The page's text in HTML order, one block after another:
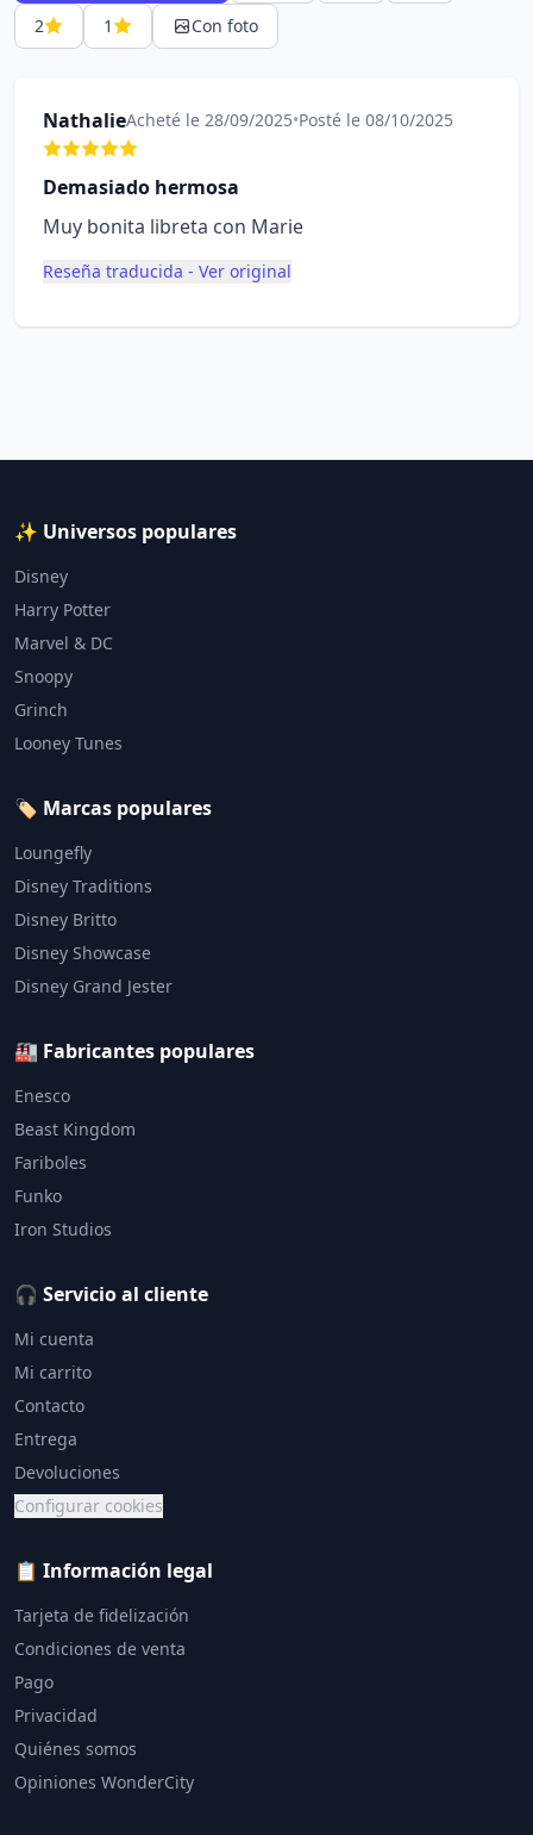
2
1 Con foto
NathalieAcheté le 28/09/2025•Posté le 08/10/2025
Demasiado hermosa
Muy bonita libreta con Marie
Reseña traducida - Ver original
✨ Universos populares
Disney
Harry Potter
Marvel & DC
Snoopy
Grinch
Looney Tunes
🏷️ Marcas populares
Loungefly
Disney Traditions
Disney Britto
Disney Showcase
Disney Grand Jester
🏭 Fabricantes populares
Enesco
Beast Kingdom
Fariboles
Funko
Iron Studios
🎧 Servicio al cliente
Mi cuenta
Mi carrito
Contacto
Entrega
Devoluciones
Configurar cookies
📋 Información legal
Tarjeta de fidelización
Condiciones de venta
Pago
Privacidad
Quiénes somos
Opiniones WonderCity